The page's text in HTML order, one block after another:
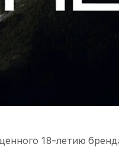
18-летию